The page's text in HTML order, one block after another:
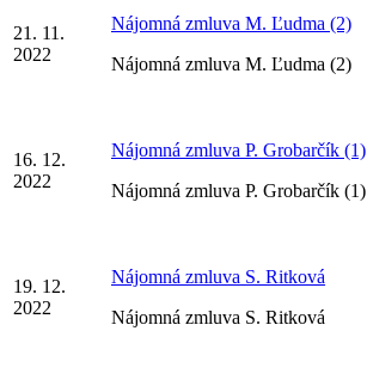
21. 11.
2022
Nájomná zmluva M. Ľudma (2)
Nájomná zmluva M. Ľudma (2)
16. 12.
2022
Nájomná zmluva P. Grobarčík (1)
Nájomná zmluva P. Grobarčík (1)
19. 12.
2022
Nájomná zmluva S. Ritková
Nájomná zmluva S. Ritková